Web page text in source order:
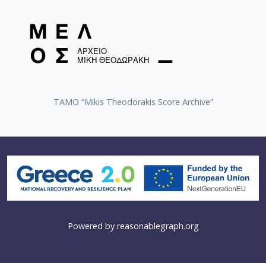
TAMO “Mikis Theodorakis Score Archive”
Powered by reasonablegraph.org